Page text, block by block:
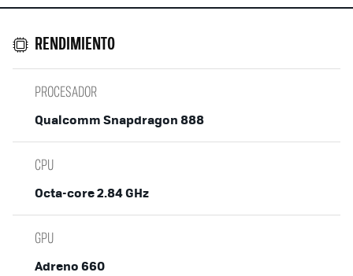
RENDIMIENTO
PROCESADOR
Qualcomm Snapdragon 888
CPU
Octa-core 2.84 GHz
GPU
Adreno 660